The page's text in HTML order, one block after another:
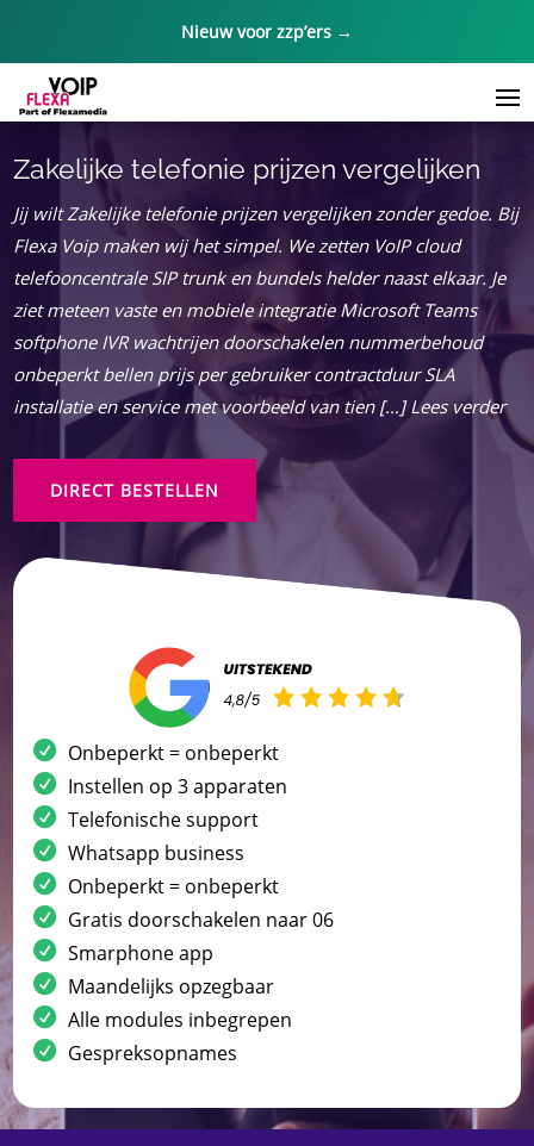
Nieuw voor zzp’ers →
Zakelijke telefonie prijzen vergelijken
Jij wilt Zakelijke telefonie prijzen vergelijken zonder gedoe. Bij
Flexa Voip maken wij het simpel. We zetten VoIP cloud
telefooncentrale SIP trunk en bundels helder naast elkaar. Je
ziet meteen vaste en mobiele integratie Microsoft Teams
softphone IVR wachtrijen doorschakelen nummerbehoud
onbeperkt bellen prijs per gebruiker contractduur SLA
installatie en service met voorbeeld van tien […] Lees verder
DIRECT BESTELLEN
Onbeperkt = onbeperkt
Instellen op 3 apparaten
Telefonische support
Whatsapp business
Onbeperkt = onbeperkt
Gratis doorschakelen naar 06
Smarphone app
Maandelijks opzegbaar
Alle modules inbegrepen
Gespreksopnames